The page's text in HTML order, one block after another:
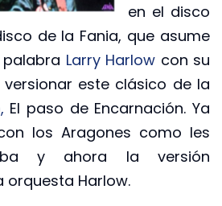
en el disco
de la Fania, que asume
Larry Harlow con su
este clásico de la
El paso de Encarnación. Ya
los Aragones como les
y ahora la versión
orquesta Harlow.